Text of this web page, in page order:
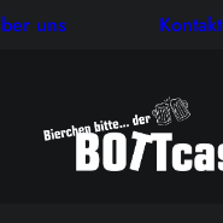
uns Kontakt